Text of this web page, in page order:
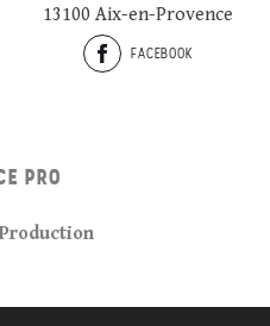
13100 Aix-en-Provence
FACEBOOK
PRO
Production